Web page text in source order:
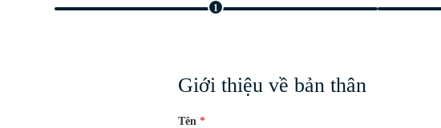
1
Giới thiệu về bản thân
Tên *